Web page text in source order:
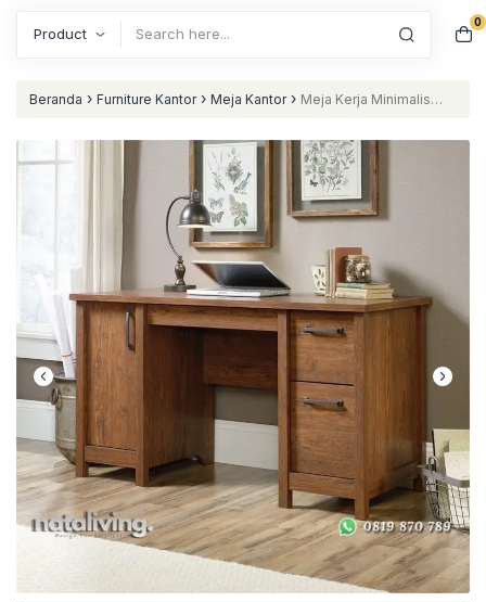
0
Beranda › Furniture Kantor › Meja Kantor › Meja Kerja Minimalis